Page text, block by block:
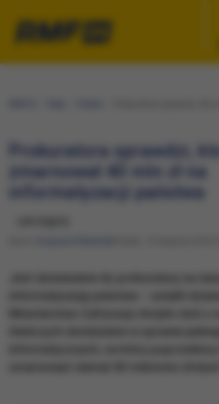
Prokuratora sprawdzi, kto
zmarnował 40 mln zł na
informatyzacji państwa